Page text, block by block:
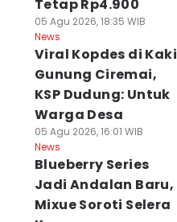
Tetap Rp4.900
05 Agu 2026, 18:35 WIB
News
Viral Kopdes di Kaki
Gunung Ciremai,
KSP Dudung: Untuk
Warga Desa
05 Agu 2026, 16:01 WIB
News
Blueberry Series
Jadi Andalan Baru,
Mixue Soroti Selera